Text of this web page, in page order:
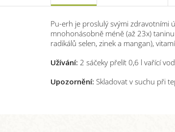
Pu-erh je proslulý svými zdravotními
mnohonásobně méně (až 23x)
radikálů selen, zinek a mangan),
Užívání: 2 sáčeky přelít 0,6 l vařící
Upozornění: Skladovat v suchu při